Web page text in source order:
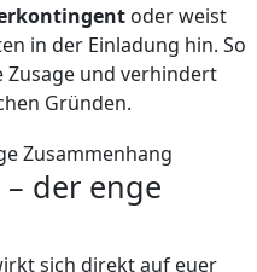
oder weist
in der Einladung hin. So
und verhindert
Gründen.
der enge
sich direkt auf euer